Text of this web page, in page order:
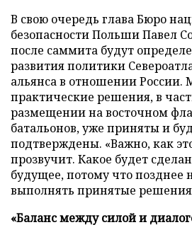
В свою очередь глава Бюро
безопасности Польши Павел
после саммита будут
развития политики
альянса в отношении России.
практические решения, в
размещении на восточном
батальонов, уже приняты и
подтверждены. «Важно, как
прозвучит. Какое будет
будущее, потому что позднее
выполнять принятые
«Баланс между силой и